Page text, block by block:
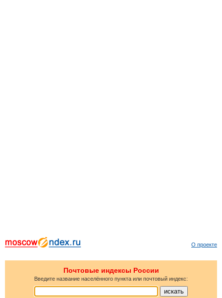
О проекте
Почтовые индексы России
Введите название населённого пункта или почтовый индекс: